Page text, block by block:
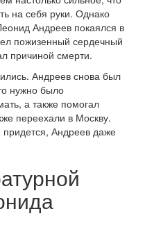
на себя руки. Однако
Андреев покаялся в
пожизенный сердечный
причиной смерти.
Андреев снова был
нужно было
а также помогал
переехали в Москву.
Андреев даже